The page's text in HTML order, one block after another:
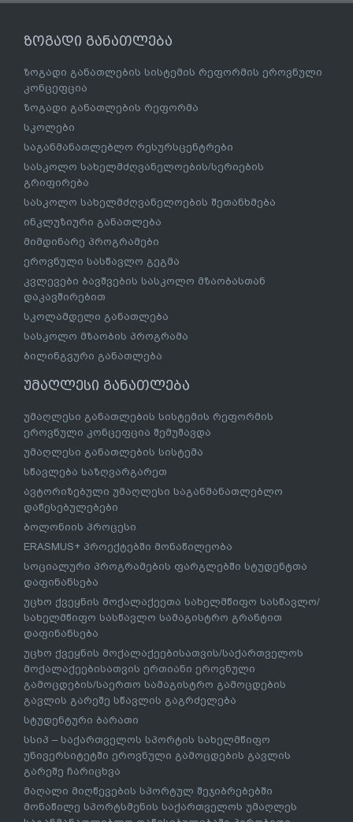
ზოგადი განათლება
ზოგადი განათლების სისტემის რეფორმის ეროვნული
კონცეფცია
ზოგადი განათლების რეფორმა
სკოლები
საგანმანათლებლო რესურსცენტრები
სასკოლო სახელმძღვანელოების/სერიების
გრიფირება
სასკოლო სახელმძღვანელოების შეთანხმება
ინკლუზიური განათლება
მიმდინარე პროგრამები
ეროვნული სასწავლო გეგმა
კვლევები ბავშვების სასკოლო მზაობასთან
დაკავშირებით
სკოლამდელი განათლება
სასკოლო მზაობის პროგრამა
ბილინგვური განათლება
უმაღლესი განათლება
უმაღლესი განათლების სისტემის რეფორმის
ეროვნული კონცეფცია შემუშავდა
უმაღლესი განათლების სისტემა
სწავლება საზღვარგარეთ
ავტორიზებული უმაღლესი საგანმანათლებლო
დაწესებულებები
ბოლონიის პროცესი
ERASMUS+ პროექტებში მონაწილეობა
სოციალური პროგრამების ფარგლებში სტუდენტთა
დაფინანსება
უცხო ქვეყნის მოქალაქეეთა სახელმწიფო სასწავლო/
სახელმწიფო სასწავლო სამაგისტრო გრანტით
დაფინანსება
უცხო ქვეყნის მოქალაქეებისათვის/საქართველოს
მოქალაქეებისათვის ერთიანი ეროვნული
გამოცდების/საერთო სამაგისტრო გამოცდების
გავლის გარეშე სწავლის გაგრძელება
სტუდენტური ბარათი
სსიპ – საქართველოს სპორტის სახელმწიფო
უნივერსიტეტში ეროვნული გამოცდების გავლის
გარეშე ჩარიცხვა
მაღალი მიღწევების სპორტულ შეჯიბრებებში
მონაწილე სპორტსმენის საქართველოს უმაღლეს